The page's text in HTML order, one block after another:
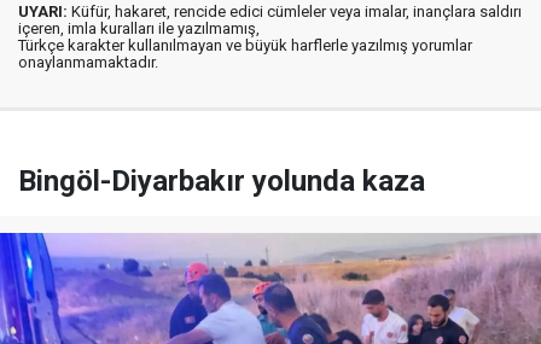
UYARI: Küfür, hakaret, rencide edici cümleler veya imalar, inançlara saldırı
içeren, imla kuralları ile yazılmamış,
Türkçe karakter kullanılmayan ve büyük harflerle yazılmış yorumlar
onaylanmamaktadır.
Bingöl-Diyarbakır yolunda kaza